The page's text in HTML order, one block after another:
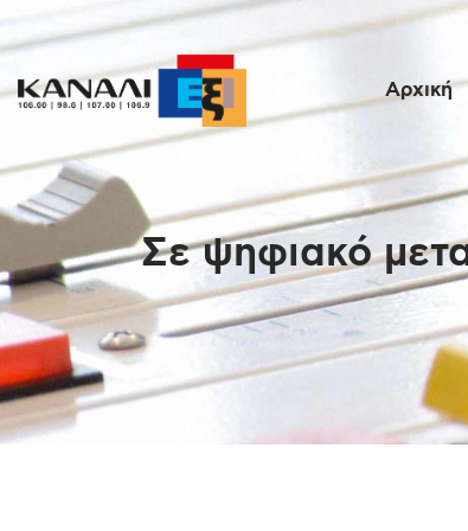
Αρχική
Σε ψηφιακό